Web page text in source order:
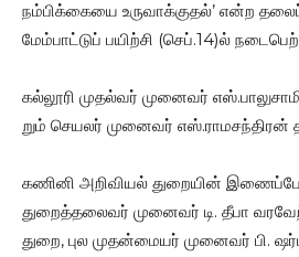
நம்பிக்கையை உருவாக்குதல்’ என்ற
மேம்பாட்டுப் பயிற்சி (செப்.14)ல்
கல்லூரி முதல்வர் முனைவர்
றும் செயலர் முனைவர்
கணினி அறிவியல் துறையின்
துறைத்தலைவர் முனைவர் டி. தீபா
துறை, புல முதன்மையர் முனைவர் பி.